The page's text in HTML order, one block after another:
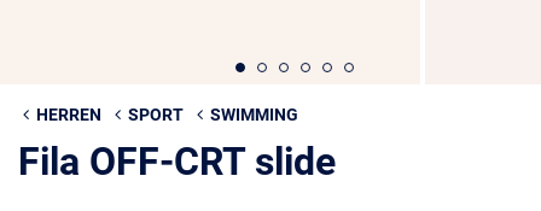
HERREN SPORT SWIMMING
Fila OFF-CRT slide